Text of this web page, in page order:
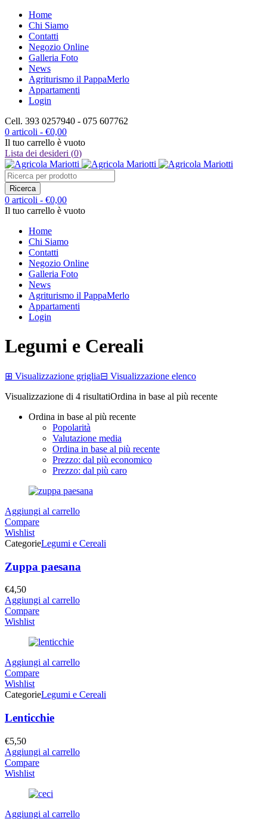
Home
Chi Siamo
Contatti
Negozio Online
Galleria Foto
News
Agriturismo il PappaMerlo
Appartamenti
Login
Cell. 393 0257940 - 075 607762
0 articoli - €0,00
Il tuo carrello è vuoto
Lista dei desideri (0)
0 articoli - €0,00
Il tuo carrello è vuoto
Home
Chi Siamo
Contatti
Negozio Online
Galleria Foto
News
Agriturismo il PappaMerlo
Appartamenti
Login
Legumi e Cereali
⊞ Visualizzazione griglia⊟ Visualizzazione elenco
Visualizzazione di 4 risultatiOrdina in base al più recente
Ordina in base al più recente
Popolarità
Valutazione media
Ordina in base al più recente
Prezzo: dal più economico
Prezzo: dal più caro
Aggiungi al carrello
Compare
Wishlist
CategorieLegumi e Cereali
Zuppa paesana
€4,50
Aggiungi al carrello
Compare
Wishlist
Aggiungi al carrello
Compare
Wishlist
CategorieLegumi e Cereali
Lenticchie
€5,50
Aggiungi al carrello
Compare
Wishlist
Aggiungi al carrello